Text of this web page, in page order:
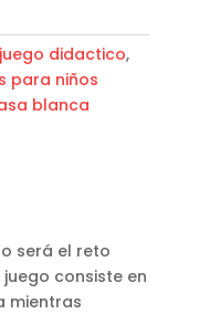
juego didactico,
para niños
blanca
será el reto
consiste en
mientras